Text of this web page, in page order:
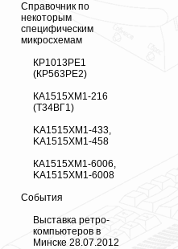
Справочник по
некоторым
специфическим
микросхемам
КР1013РЕ1
(КР563РЕ2)
КА1515ХМ1-216
(Т34ВГ1)
KA1515XM1-433,
KA1515XM1-458
КА1515ХМ1-6006,
KA1515XM1-6008
События
Выставка ретро-
компьютеров в
Минске 28.07.2012